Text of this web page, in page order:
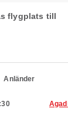
flygplats till
Anländer